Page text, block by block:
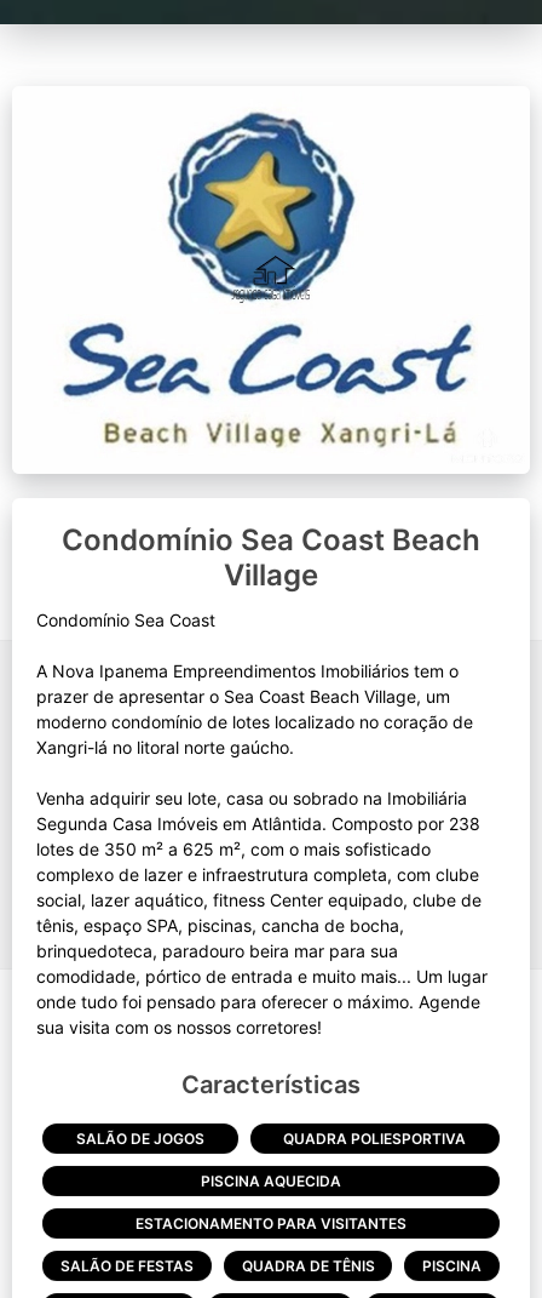
Condomínio Sea Coast Beach
Village
Condomínio Sea Coast
A Nova Ipanema Empreendimentos Imobiliários tem o
prazer de apresentar o Sea Coast Beach Village, um
moderno condomínio de lotes localizado no coração de
Xangri-lá no litoral norte gaúcho.
Venha adquirir seu lote, casa ou sobrado na Imobiliária
Segunda Casa Imóveis em Atlântida. Composto por 238
lotes de 350 m² a 625 m², com o mais sofisticado
complexo de lazer e infraestrutura completa, com clube
social, lazer aquático, fitness Center equipado, clube de
tênis, espaço SPA, piscinas, cancha de bocha,
brinquedoteca, paradouro beira mar para sua
comodidade, pórtico de entrada e muito mais... Um lugar
onde tudo foi pensado para oferecer o máximo. Agende
Características
SALÃO DE JOGOS QUADRA POLIESPORTIVA
PISCINA AQUECIDA
ESTACIONAMENTO PARA VISITANTES
SALÃO DE FESTAS QUADRA DE TÊNIS PISCINA